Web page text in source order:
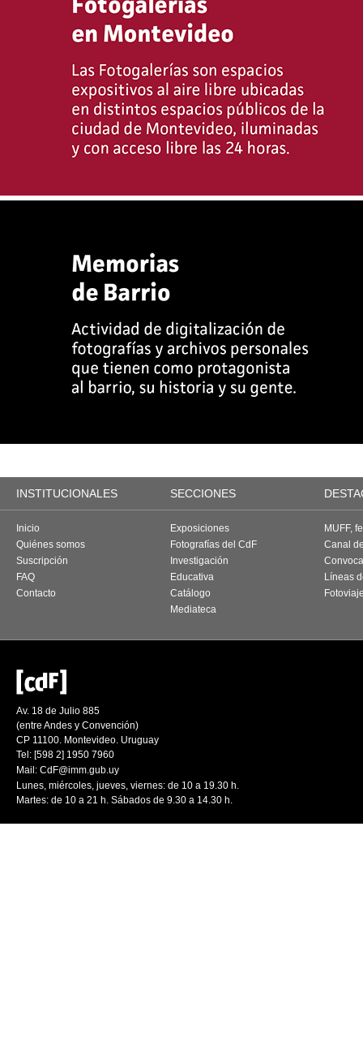
INSTITUCIONALES SECCIONES
Inicio
Quiénes somos
Suscripción
FAQ
Contacto
Exposiciones
Fotografías del CdF
Investigación
Educativa
Catálogo
Mediateca
MUFF,
Canal
Líneas
Av. 18 de Julio 885
(entre Andes y Convención)
CP 11100. Montevideo. Uruguay
Tel: [598 2] 1950 7960
Mail: CdF@imm.gub.uy
Lunes, miércoles, jueves, viernes: de 10 a 19.30 h.
Martes: de 10 a 21 h. Sábados de 9.30 a 14.30 h.